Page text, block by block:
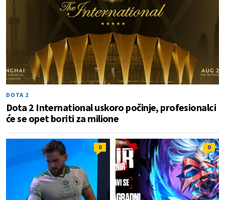
DOTA 2
Dota 2 International uskoro počinje, profesionalci
će se opet boriti za milione
0 0